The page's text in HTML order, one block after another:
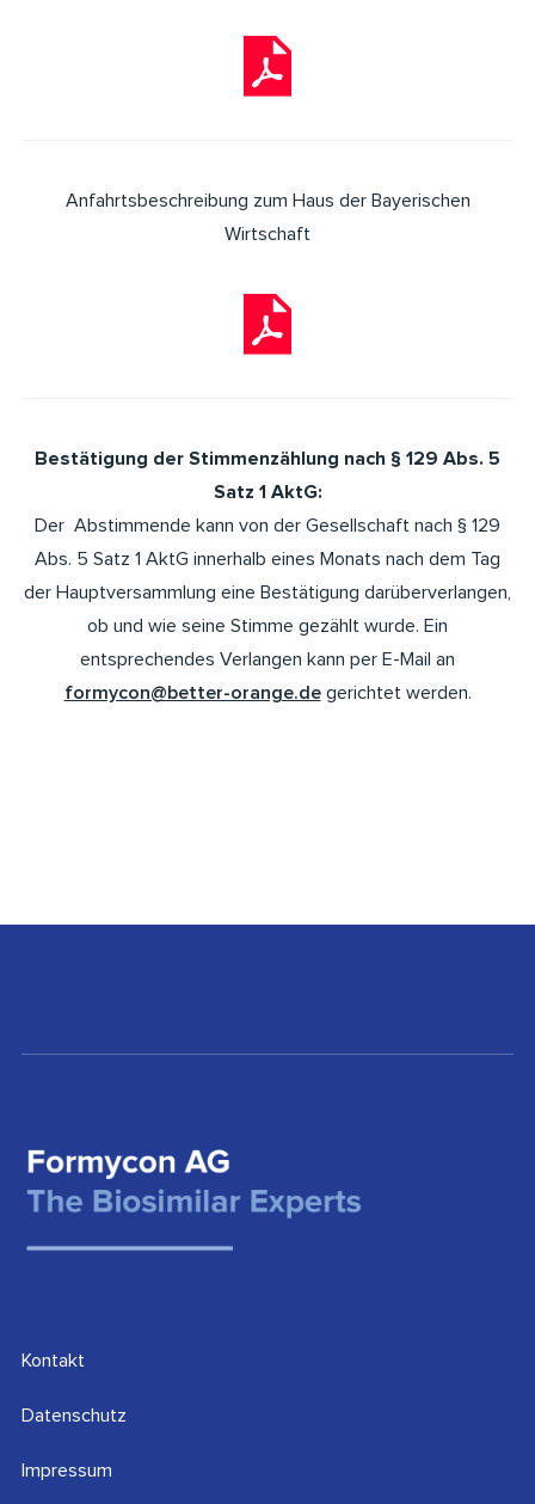
Anfahrtsbeschreibung zum Haus der Bayerischen
Wirtschaft
Bestätigung der Stimmenzählung nach § 129 Abs. 5
Satz 1 AktG:
Der Abstimmende kann von der Gesellschaft nach § 129
Abs. 5 Satz 1 AktG innerhalb eines Monats nach dem Tag
der Hauptversammlung eine Bestätigung darüberverlangen,
ob und wie seine Stimme gezählt wurde. Ein
entsprechendes Verlangen kann per E-Mail an
formycon@better-orange.degerichtet werden.
Kontakt
Datenschutz
Impressum